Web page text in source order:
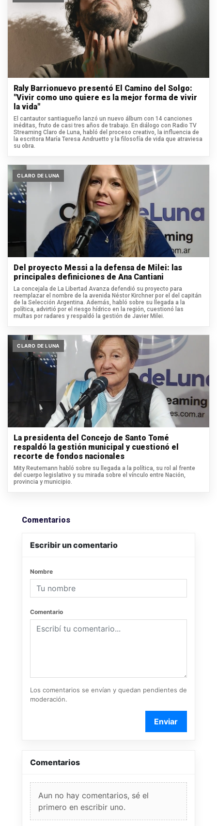
Raly Barrionuevo presentó El Camino del Solgo:
"Vivir como uno quiere es la mejor forma de vivir
la vida"
El cantautor santiagueño lanzó un nuevo álbum con 14 canciones
inéditas, fruto de casi tres años de trabajo. En diálogo con Radio TV
Streaming Claro de Luna, habló del proceso creativo, la influencia de
la escritora María Teresa Andruetto y la filosofía de vida que atraviesa
su obra.
CLARO DE LUNA
Del proyecto Messi a la defensa de Milei: las
principales definiciones de Ana Cantiani
La concejala de La Libertad Avanza defendió su proyecto para
reemplazar el nombre de la avenida Néstor Kirchner por el del capitán
de la Selección Argentina. Además, habló sobre su llegada a la
política, advirtió por el riesgo hídrico en la región, cuestionó las
multas por radares y respaldó la gestión de Javier Milei.
CLARO DE LUNA
La presidenta del Concejo de Santo Tomé
respaldó la gestión municipal y cuestionó el
recorte de fondos nacionales
Mity Reutemann habló sobre su llegada a la política, su rol al frente
del cuerpo legislativo y su mirada sobre el vínculo entre Nación,
provincia y municipio.
Comentarios
Escribir un comentario
Nombre
Comentario
Los comentarios se envían y quedan pendientes de
moderación.
Enviar
Comentarios
Aun no hay comentarios, sé el
primero en escribir uno.